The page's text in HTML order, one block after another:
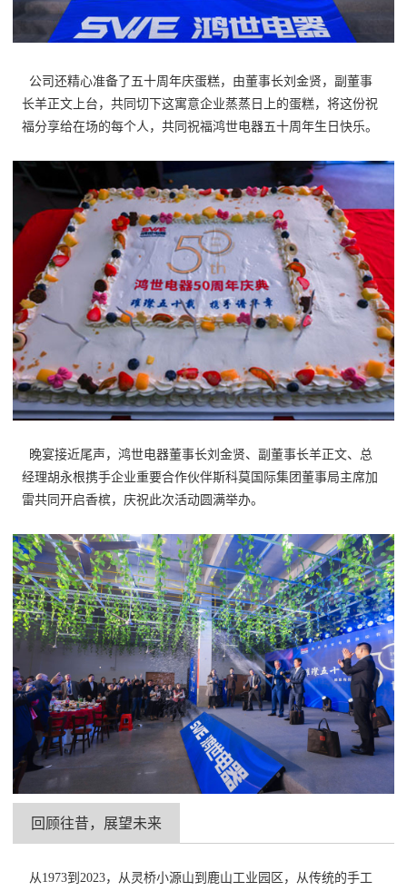
公司还精心准备了五十周年庆蛋糕，由董事长刘金贤，副董事
长羊正文上台，共同切下这寓意企业蒸蒸日上的蛋糕，将这份祝
福分享给在场的每个人，共同祝福鸿世电器五十周年生日快乐。
晚宴接近尾声，鸿世电器董事长刘金贤、副董事长羊正文、总
经理胡永根携手企业重要合作伙伴斯科莫国际集团董事局主席加
雷共同开启香槟，庆祝此次活动圆满举办。
回顾往昔，展望未来
从1973到2023，从灵桥小源山到鹿山工业园区，从传统的手工